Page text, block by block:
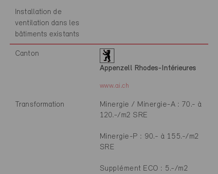
Installation de
ventilation dans les
bâtiments existants
Canton
Appenzell Rhodes-Intérieures
www.ai.ch
Transformation
Minergie / Minergie-A : 70.- à
120.-/m2 SRE
Minergie-P : 90.- à 155.-/m2
SRE
Supplément ECO : 5.-/m2